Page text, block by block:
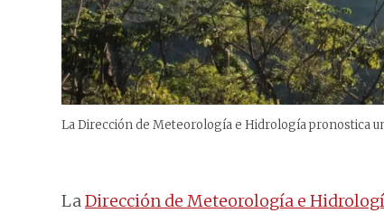
La Dirección de Meteorología e Hidrología pronostica
LaDirección de Meteorología e